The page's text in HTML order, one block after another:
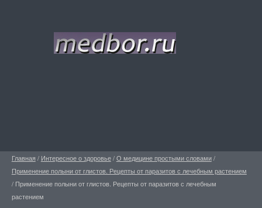
Главная / Интересное о здоровье/О медицине простыми словами/
Применение полыни от глистов. Рецепты от паразитов с лечебным растением
/ Применение полыни от глистов. Рецепты от паразитов с лечебным
растением